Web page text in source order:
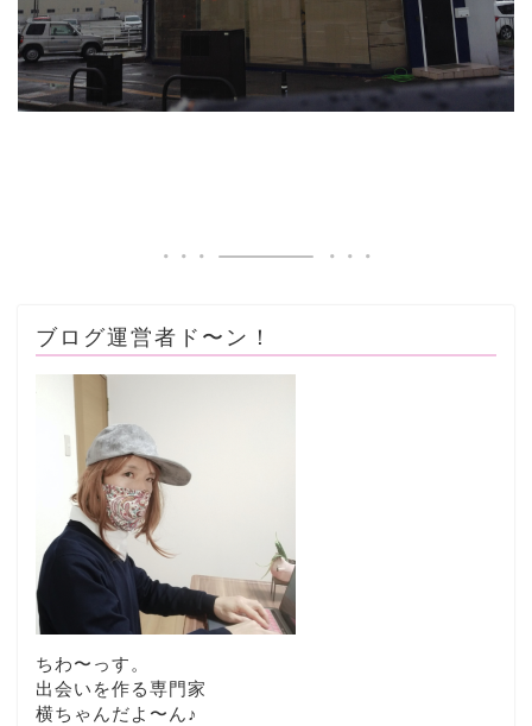
ブログ運営者ド〜ン！
ちわ〜っす。
出会いを作る専門家
横ちゃんだよ〜ん♪